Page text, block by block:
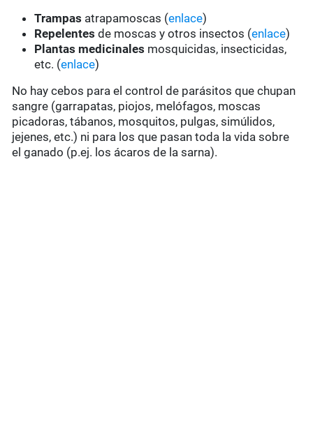
Trampas atrapamoscas (enlace)
Repelentes de moscas y otros insectos (enlace)
Plantas medicinales mosquicidas, insecticidas,
etc. (enlace)
No hay cebos para el control de parásitos que chupan
sangre (garrapatas, piojos, melófagos, moscas
picadoras, tábanos, mosquitos, pulgas, simúlidos,
jejenes, etc.) ni para los que pasan toda la vida sobre
el ganado (p.ej. los ácaros de la sarna).